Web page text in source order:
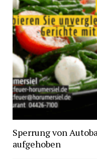
Sperrung von
aufgehoben